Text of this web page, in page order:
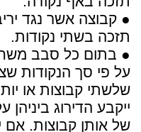
● קבוצה אשר נגד
תזכה בשתי נקודות.
● בתום כל סבב
על פי סך הנקודות
שלשתי קבוצות או
ייקבע הדירוג
של אותן קבוצות. אם